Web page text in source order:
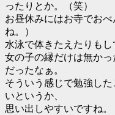
ったりとか。（笑）
お昼休みにはお寺でお
ね。）
水泳で体きたえたりもし
女の子の縁だけは無か
だったなぁ。
そういう感じで勉強し
いというか、
思い出しやすいですね。